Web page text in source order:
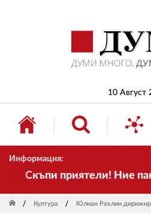
10 Август
Информация:
Скъпи приятели! Ние пак
Култура Юлиан Рахлин
СВЯТ